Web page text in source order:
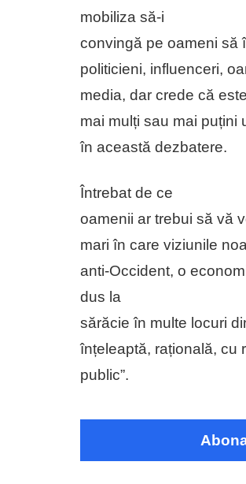
mobiliza să-i
convingă pe oameni să
politicieni, influenceri,
media, dar crede că
mai mulți sau mai puțini
în această dezbatere.
Întrebat de ce
oamenii ar trebui să vă
mari în care viziunile
anti-Occident, o
dus la
sărăcie în multe locuri
înțeleaptă, rațională, cu
public”.